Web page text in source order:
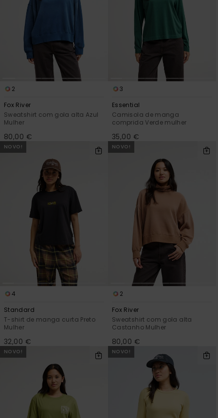
2
Fox River
Sweatshirt com gola alta Azul
Mulher
80,00 €
3
Essential
Camisola de manga
comprida Verde mulher
35,00 €
NOVO!
4
Standard
T-shirt de manga curta Preto
Mulher
32,00 €
NOVO!
2
Fox River
Sweatshirt com gola alta
Castanho Mulher
80,00 €
NOVO! NOVO!